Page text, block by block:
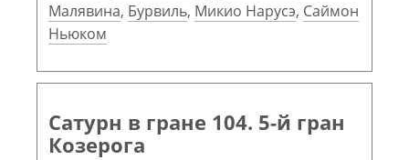
Малявина, Бурвиль, Микио Нарусэ, Саймон
Ньюком
Сатурн в гране 104. 5-й гран
Козерога